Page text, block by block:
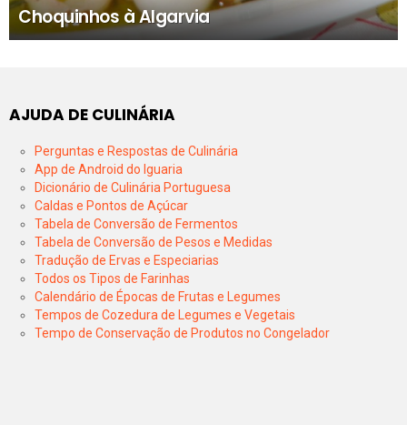
Choquinhos à Algarvia
AJUDA DE CULINÁRIA
Perguntas e Respostas de Culinária
App de Android do Iguaria
Dicionário de Culinária Portuguesa
Caldas e Pontos de Açúcar
Tabela de Conversão de Fermentos
Tabela de Conversão de Pesos e Medidas
Tradução de Ervas e Especiarias
Todos os Tipos de Farinhas
Calendário de Épocas de Frutas e Legumes
Tempos de Cozedura de Legumes e Vegetais
Tempo de Conservação de Produtos no Congelador